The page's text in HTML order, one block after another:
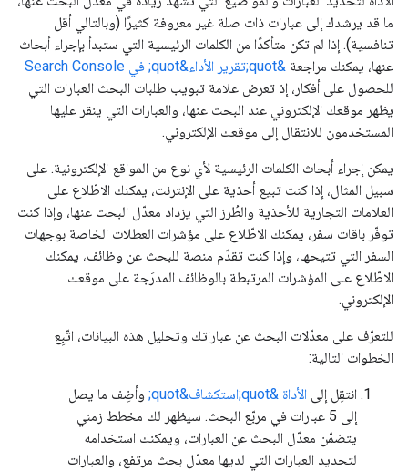
ما قد يرشدك إلى عبارات ذات صلة غير معروفة كثيرًا (وبالتالي أقل
تنافسية). إذا لم تكن متأكدًا من الكلمات الرئيسية التي ستبدأ بإجراء أبحاث
عنها، يمكنك مراجعة &quot;تقرير الأداء&quot; في Search Console
للحصول على أفكار، إذ تعرض علامة تبويب طلبات البحث العبارات التي
يظهر موقعك الإلكتروني عند البحث عنها، والعبارات التي ينقر عليها
المستخدمون للانتقال إلى موقعك الإلكتروني.
يمكن إجراء أبحاث الكلمات الرئيسية لأي نوع من المواقع الإلكترونية. على
سبيل المثال، إذا كنت تبيع أحذية على الإنترنت، يمكنك الاطّلاع على
العلامات التجارية للأحذية والطُرز التي يزداد معدّل البحث عنها، وإذا كنت
توفّر باقات سفر، يمكنك الاطّلاع على مؤشرات العطلات الخاصة بوجهات
السفر التي تتيحها، وإذا كنت تقدّم منصة للبحث عن وظائف، يمكنك
الاطّلاع على المؤشرات المرتبطة بالوظائف المدرَجة على موقعك
الإلكتروني.
للتعرّف على معدّلات البحث عن عباراتك وتحليل هذه البيانات، اتّبِع
الخطوات التالية:
انتقِل إلى الأداة &quot;استكشاف&quot;
وأضِف ما يصل
إلى 5 عبارات في مربّع البحث. سيظهر لك مخطط زمني
يتضمّن معدّل البحث عن العبارات، ويمكنك استخدامه
لتحديد العبارات التي لديها معدّل بحث مرتفع، والعبارات